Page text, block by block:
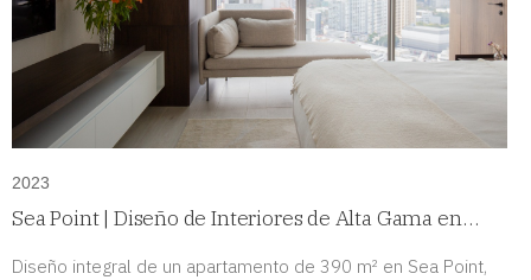
2023
Sea Point | Diseño de Interiores de Alta Gama en
Diseño integral de un apartamento de 390 m² en Sea Point,